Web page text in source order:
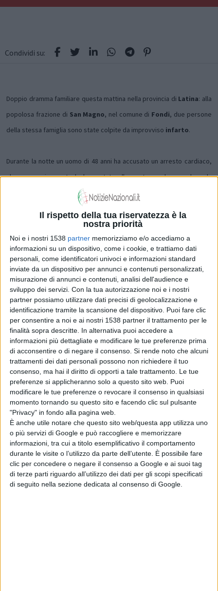
Il rispetto della tua riservatezza è la
nostra priorità
Noi e i nostri 1538 partner memorizziamo e/o accediamo a
informazioni su un dispositivo, come i cookie, e trattiamo dati
personali, come identificatori univoci e informazioni standard
inviate da un dispositivo per annunci e contenuti personalizzati,
misurazione di annunci e contenuti, analisi dell'audience e
sviluppo dei servizi. Con la tua autorizzazione noi e i nostri
partner possiamo utilizzare dati precisi di geolocalizzazione e
identificazione tramite la scansione del dispositivo. Puoi fare clic
per consentire a noi e ai nostri 1538 partner il trattamento per le
finalità sopra descritte. In alternativa puoi accedere a
informazioni più dettagliate e modificare le tue preferenze prima
di acconsentire o di negare il consenso. Si rende noto che alcuni
trattamenti dei dati personali possono non richiedere il tuo
consenso, ma hai il diritto di opporti a tale trattamento. Le tue
preferenze si applicheranno solo a questo sito web. Puoi
modificare le tue preferenze o revocare il consenso in qualsiasi
momento tornando su questo sito e facendo clic sul pulsante
"Privacy" in fondo alla pagina web.
È anche utile notare che questo sito web/questa app utilizza uno
o più servizi di Google e può raccogliere e memorizzare
informazioni, tra cui a titolo esemplificativo il comportamento
durante le visite o l’utilizzo da parte dell’utente. È possibile fare
clic per concedere o negare il consenso a Google e ai suoi tag
di terze parti riguardo all’utilizzo dei dati per gli scopi specificati
di seguito nella sezione dedicata al consenso di Google.
Condividi su:
Doppio dramma familiare questa mattina nella provincia di Latina: alla
popolosa frazione di San Magno, nel comune di Fondi, due persone
della stessa famiglia sono state colpite da improvviso infarto.
Durante la notte un uomo di 48 anni ha accusato un arresto cardiaco,
che successivamente lo ha portato alla morte: poche ore dopo la
madre apprendendo la notizia è stata colpita a sua volta da infarto ed
è deceduta, nonostante l'intervento del 118.
Condividi su:
ARGOMENTI: città di fondi Lazio provincia di Latina
infarto Latina San Magno
Articolo successivo